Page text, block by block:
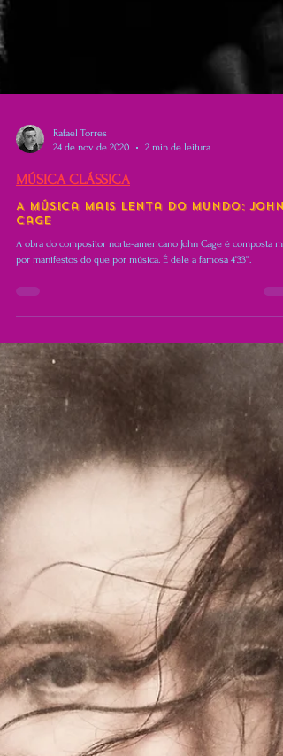
Rafael Torres
24 de nov. de 2020
MÚSICA CLÁSSICA
A Música Mais Lenta do Mundo: John
Cage
por manifestos do que por música. É dele a famosa 4'33''.